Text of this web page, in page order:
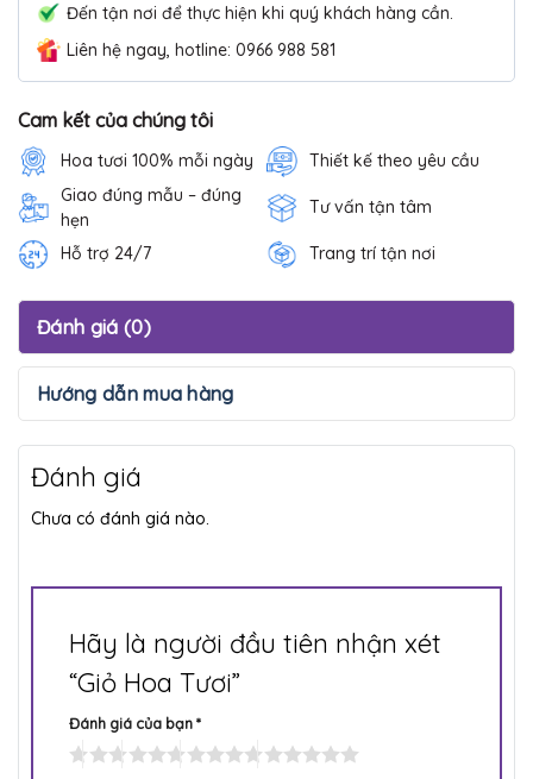
Đến tận nơi để thực hiện khi quý khách hàng cần.
Liên hệ ngay, hotline: 0966 988 581
Cam kết của chúng tôi
Hoa tươi 100% mỗi ngày
Thiết kế theo yêu cầu
Giao đúng mẫu – đúng
hẹn
Tư vấn tận tâm
Hỗ trợ 24/7 Trang trí tận nơi
Đánh giá (0)
Hướng dẫn mua hàng
Đánh giá
Chưa có đánh giá nào.
Hãy là người đầu tiên nhận xét
“Giỏ Hoa Tươi”
Đánh giá của bạn*